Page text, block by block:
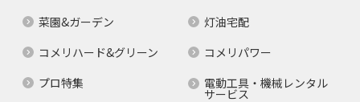
菜園&ガーデン
灯油宅配
コメリハード&グリーン
コメリパワー
プロ特集
電動工具・機械レンタル
サービス